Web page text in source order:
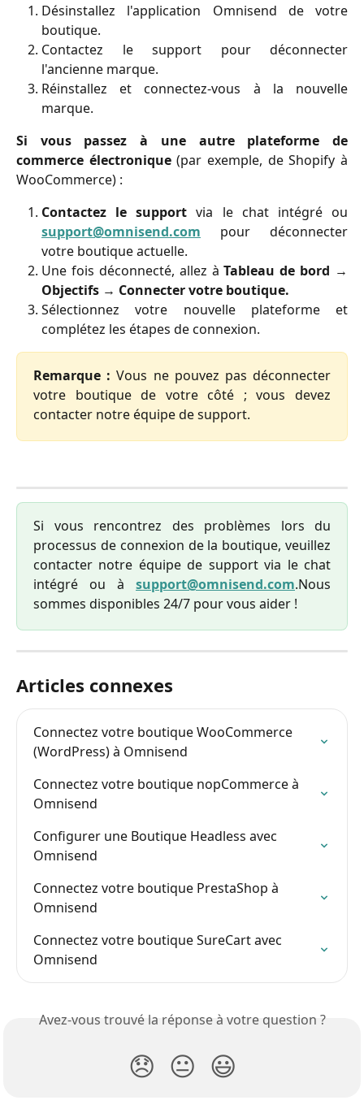
Désinstallez l'application Omnisend de votre
boutique.
Contactez le support pour déconnecter
l'ancienne marque.
Réinstallez et connectez-vous à la nouvelle
marque.
Si vous passez à une autre plateforme de
commerce électronique(par exemple, de Shopify à
WooCommerce) :
Contactez le support via le chat intégré ou
support@omnisend.com pour déconnecter
votre boutique actuelle.
Une fois déconnecté, allez àTableau de bord →
Objectifs → Connecter votre boutique.
Sélectionnez votre nouvelle plateforme et
complétez les étapes de connexion.
Remarque : Vous ne pouvez pas déconnecter
votre boutique de votre côté ; vous devez
contacter notre équipe de support.
Si vous rencontrez des problèmes lors du
processus de connexion de la boutique, veuillez
contacter notre équipe de support via le chat
intégré ou à support@omnisend.com.Nous
sommes disponibles 24/7 pour vous aider !
Articles connexes
Connectez votre boutique WooCommerce
(WordPress) à Omnisend
Connectez votre boutique nopCommerce à
Omnisend
Configurer une Boutique Headless avec
Omnisend
Connectez votre boutique PrestaShop à
Omnisend
Connectez votre boutique SureCart avec
Omnisend
Avez-vous trouvé la réponse à votre question ?
😞 😐 😃